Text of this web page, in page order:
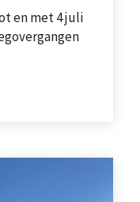
en met 4 juli